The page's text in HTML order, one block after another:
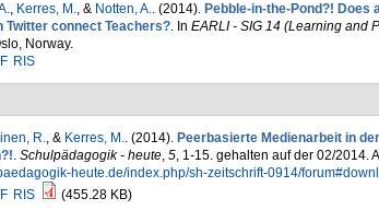
, Kerres, M., & Notten, A.. (2014). Pebble-in-the-Pond?! Does
Twitter connect Teachers?. In EARLI - SIG 14 (Learning and
Norway.
RIS
R., & Kerres, M.. (2014). Peerbasierte Medienarbeit in
. Schulpädagogik - heute, 5, 1-15. gehalten auf der 02/2014.
heute.de/index.php/sh-zeitschrift-0914/
RIS
(455.28 KB)